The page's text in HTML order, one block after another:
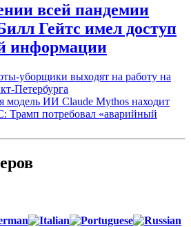
всей пандемии
Гейтс имел доступ
информации
уборщики выходят на работу на
Петербурга
модель ИИ Claude Mythos находит
Трамп потребовал «аварийный